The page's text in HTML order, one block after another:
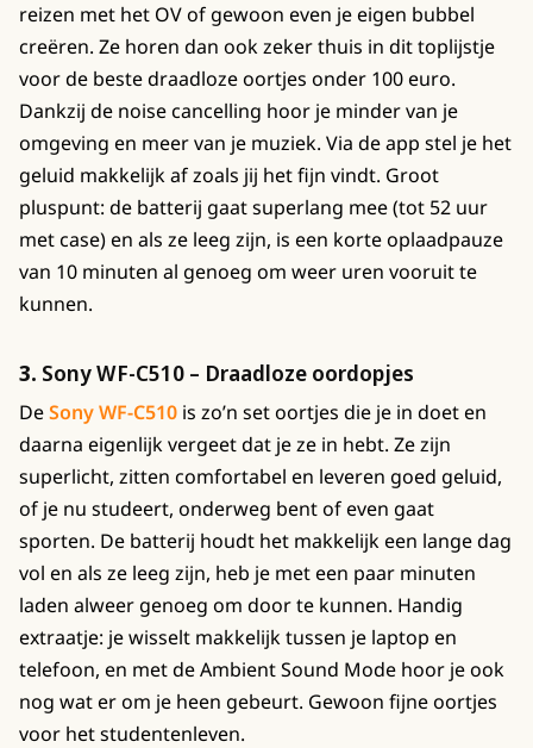
reizen met het OV of gewoon even je eigen bubbel
creëren. Ze horen dan ook zeker thuis in dit toplijstje
voor de beste draadloze oortjes onder 100 euro.
Dankzij de noise cancelling hoor je minder van je
omgeving en meer van je muziek. Via de app stel je het
geluid makkelijk af zoals jij het fijn vindt. Groot
pluspunt: de batterij gaat superlang mee (tot 52 uur
met case) en als ze leeg zijn, is een korte oplaadpauze
van 10 minuten al genoeg om weer uren vooruit te
kunnen.
3. Sony WF-C510 – Draadloze oordopjes
DeSony WF-C510 is zo’n set oortjes die je in doet en
daarna eigenlijk vergeet dat je ze in hebt. Ze zijn
superlicht, zitten comfortabel en leveren goed geluid,
of je nu studeert, onderweg bent of even gaat
sporten. De batterij houdt het makkelijk een lange dag
vol en als ze leeg zijn, heb je met een paar minuten
laden alweer genoeg om door te kunnen. Handig
extraatje: je wisselt makkelijk tussen je laptop en
telefoon, en met de Ambient Sound Mode hoor je ook
nog wat er om je heen gebeurt. Gewoon fijne oortjes
voor het studentenleven.